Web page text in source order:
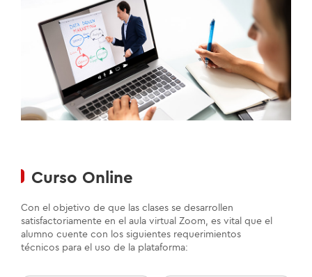
Curso Online
Con el objetivo de que las clases se desarrollen
satisfactoriamente en el aula virtual Zoom, es vital que el
alumno cuente con los siguientes requerimientos
técnicos para el uso de la plataforma: